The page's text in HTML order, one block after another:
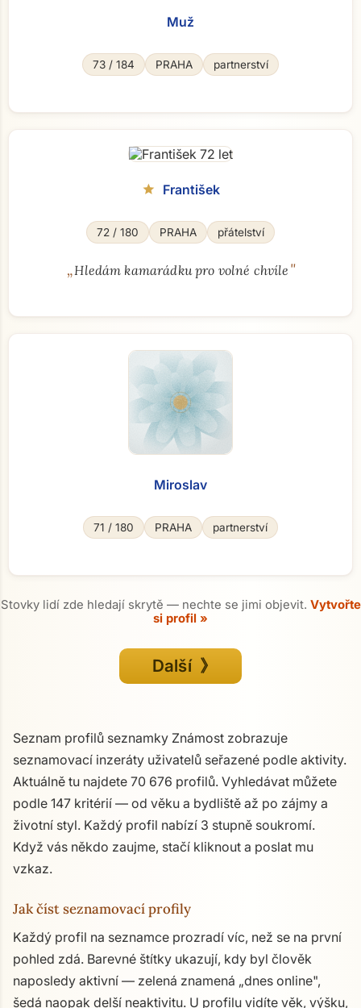
Muž
73 / 184 PRAHA partnerství
star František
72 / 180 PRAHA přátelství
„Hledám kamarádku pro volné chvíle "
Miroslav
71 / 180 PRAHA partnerství
Stovky lidí zde hledají skrytě — nechte se jimi objevit. Vytvořte
si profil »
Další 》
Seznam profilů seznamky Známost zobrazuje
seznamovací inzeráty uživatelů seřazené podle aktivity.
Aktuálně tu najdete 70 676 profilů. Vyhledávat můžete
podle 147 kritérií — od věku a bydliště až po zájmy a
životní styl. Každý profil nabízí 3 stupně soukromí.
Když vás někdo zaujme, stačí kliknout a poslat mu
vzkaz.
Jak číst seznamovací profily
Každý profil na seznamce prozradí víc, než se na první
pohled zdá. Barevné štítky ukazují, kdy byl člověk
naposledy aktivní — zelená znamená „dnes online",
šedá naopak delší neaktivitu. U profilu vidíte věk, výšku,